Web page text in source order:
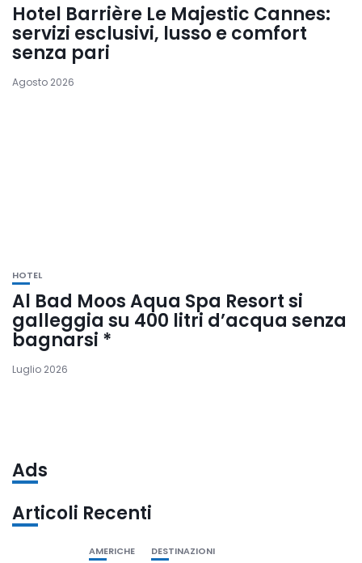
Hotel Barrière Le Majestic Cannes:
servizi esclusivi, lusso e comfort
senza pari
Agosto 2026
HOTEL
Al Bad Moos Aqua Spa Resort si
galleggia su 400 litri d’acqua senza
bagnarsi *
Luglio 2026
Ads
Articoli Recenti
AMERICHE DESTINAZIONI